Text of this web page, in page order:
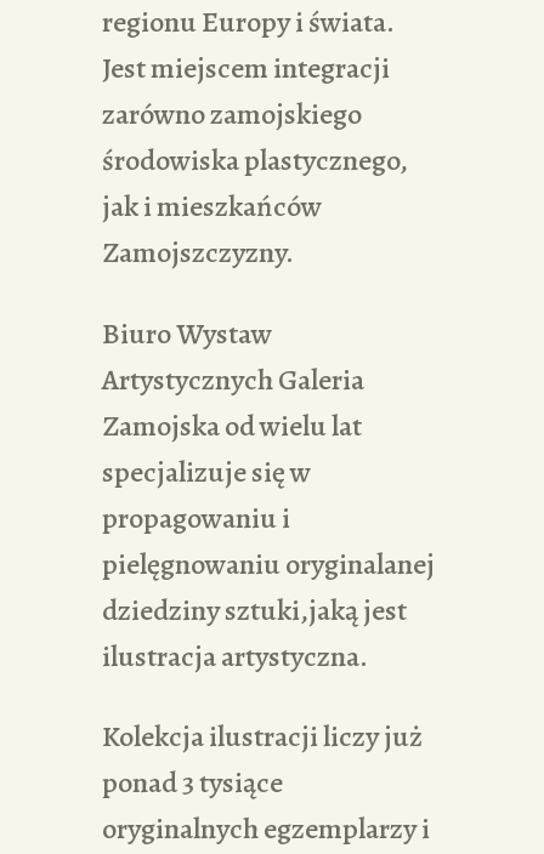
regionu Europy i świata.
Jest miejscem integracji
zarówno zamojskiego
środowiska plastycznego,
jak i mieszkańców
Zamojszczyzny.
Biuro Wystaw
Artystycznych Galeria
Zamojska od wielu lat
specjalizuje się w
propagowaniu i
pielęgnowaniu oryginalanej
dziedziny sztuki,jaką jest
ilustracja artystyczna.
Kolekcja ilustracji liczy już
ponad 3 tysiące
oryginalnych egzemplarzy i